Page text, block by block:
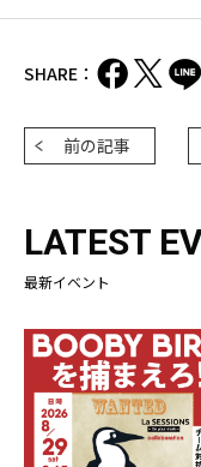
SHARE：
前の記事
LATEST
最新イベント